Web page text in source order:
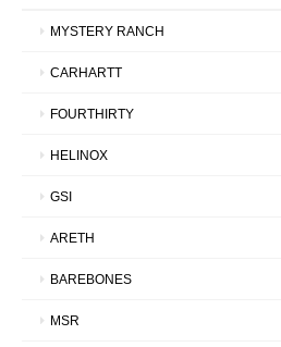
MYSTERY RANCH
CARHARTT
FOURTHIRTY
HELINOX
GSI
ARETH
BAREBONES
MSR